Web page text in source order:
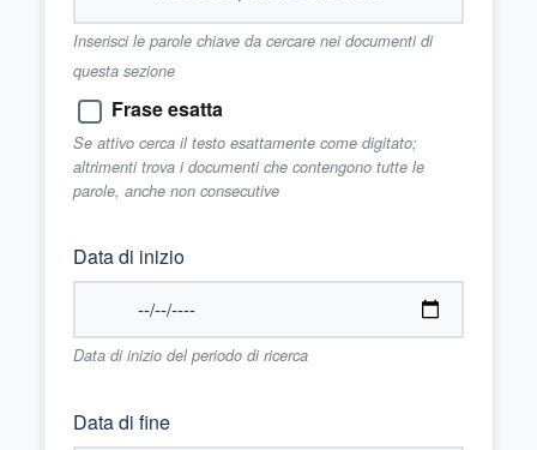
Inserisci le parole chiave da cercare nei documenti di
questa sezione
Frase esatta
Se attivo cerca il testo esattamente come digitato;
altrimenti trova i documenti che contengono tutte le
parole, anche non consecutive
Data di inizio
Data di inizio del periodo di ricerca
Data di fine